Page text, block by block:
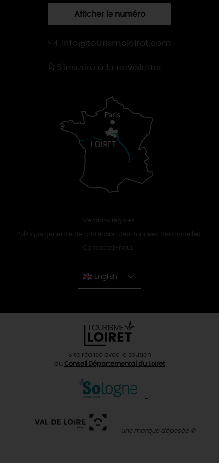
Afficher le numéro
info@tourismeloiret.com
S'inscrire à la newsletter
Mentions légales
Politique générale de protection des données personnelles
Contactez-nous
English
Chinese
Site réalisé avec le soutien
du Conseil Départemental du Loiret
une marque déposée ©